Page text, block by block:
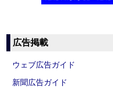
広告掲載
ウェブ広告ガイド
新聞広告ガイド